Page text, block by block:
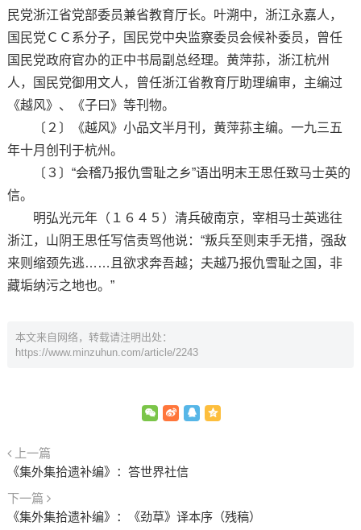
民党浙江省党部委员兼省教育厅长。叶溯中，浙江永嘉人，
国民党ＣＣ系分子，国民党中央监察委员会候补委员，曾任
国民党政府官办的正中书局副总经理。黄萍荪，浙江杭州
人，国民党御用文人，曾任浙江省教育厅助理编审，主编过
《越风》、《子曰》等刊物。
〔２〕《越风》小品文半月刊，黄萍荪主编。一九三五
年十月创刊于杭州。
〔３〕“会稽乃报仇雪耻之乡”语出明末王思任致马士英的
信。
明弘光元年（１６４５）清兵破南京，宰相马士英逃往
浙江，山阴王思任写信责骂他说：“叛兵至则束手无措，强敌
来则缩颈先逃……且欲求奔吾越；夫越乃报仇雪耻之国，非
藏垢纳污之地也。”
本文来自网络，转载请注明出处：
https://www.minzuhun.com/article/2243
上一篇
《集外集拾遗补编》：答世界社信
下一篇
《集外集拾遗补编》：《劲草》译本序（残稿）